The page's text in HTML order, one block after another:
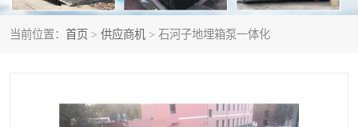
当前位置： 首页 > 供应商机 > 石河子地埋箱泵一体化